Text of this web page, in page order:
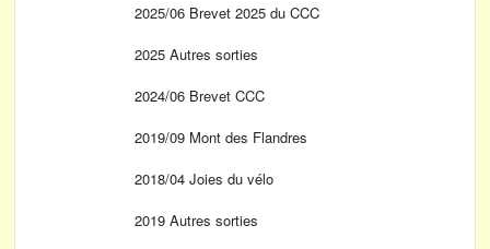
2025/06 Brevet 2025 du CCC
2025 Autres sorties
2024/06 Brevet CCC
2019/09 Mont des Flandres
2018/04 Joies du vélo
2019 Autres sorties